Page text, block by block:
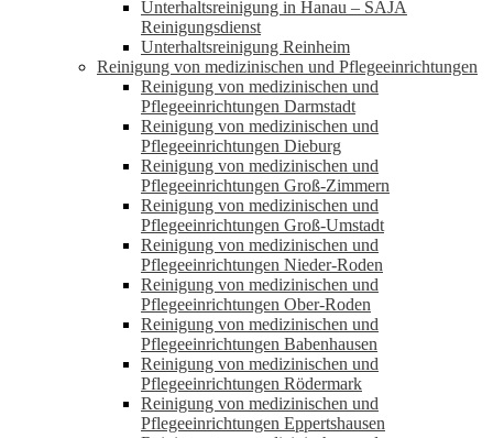
Unterhaltsreinigung in Hanau – SAJA
Reinigungsdienst
Unterhaltsreinigung Reinheim
Reinigung von medizinischen und Pflegeeinrichtungen
Reinigung von medizinischen und
Pflegeeinrichtungen Darmstadt
Reinigung von medizinischen und
Pflegeeinrichtungen Dieburg
Reinigung von medizinischen und
Pflegeeinrichtungen Groß-Zimmern
Reinigung von medizinischen und
Pflegeeinrichtungen Groß-Umstadt
Reinigung von medizinischen und
Pflegeeinrichtungen Nieder-Roden
Reinigung von medizinischen und
Pflegeeinrichtungen Ober-Roden
Reinigung von medizinischen und
Pflegeeinrichtungen Babenhausen
Reinigung von medizinischen und
Pflegeeinrichtungen Rödermark
Reinigung von medizinischen und
Pflegeeinrichtungen Eppertshausen